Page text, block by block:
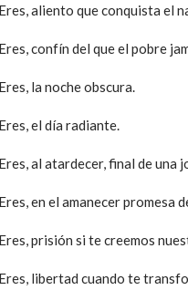
Eres, aliento que conquista el
Eres, confín del que el pobre
Eres, la noche obscura.
Eres, el día radiante.
Eres, al atardecer, final de una
Eres, en el amanecer promesa
Eres, prisión si te creemos
Eres, libertad cuando te